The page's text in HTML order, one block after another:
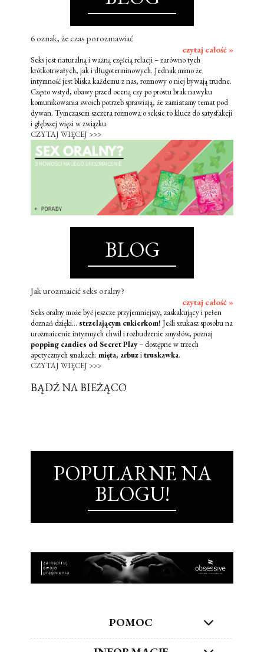
6 oznak, że czas porozmawiać
czytaj całość »
Seks jest naturalną i ważną częścią relacji – zarówno tych
krótkotrwałych, jak i długoterminowych. Jednak mimo że
intymność jest bliska każdemu z nas, rozmowy o niej bywają trudne.
Często wstyd, obawy przed oceną czy po prostu brak nawyku
komunikowania swoich potrzeb sprawiają, że zamiatamy temat pod
dywan. Tymczasem szczera rozmowa o seksie to klucz do satysfakcji
i głębszej więzi w związku.
CZYTAJ WIĘCEJ >>>
BLOG
Jak urozmaicić seks oralny?
czytaj całość »
Seks oralny może być jeszcze przyjemniejszy, zaskakujący i pełen
doznań dzięki... strzelającym cukierkom! Jeśli szukasz sposobu na
urozmaicenie intymnych chwil i rozbudzenie zmysłów, poznaj
popping candies od Secret Play– dostępne w trzech
apetycznych smakach: mięta, arbuzitruskawka.
CZYTAJ WIĘCEJ >>>
BĄDŹ NA BIEŻĄCO
POPULARNE NA
BLOGU!
POMOC